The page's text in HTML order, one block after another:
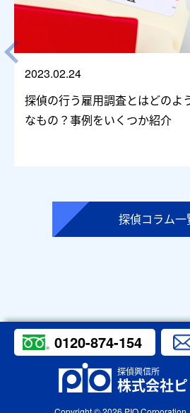
2023.02.24
探偵の行う雇用調査とはどのよ
なもの？事例をいくつか紹介
探偵コラム一
0120-874-154
探偵興信所
株式会社